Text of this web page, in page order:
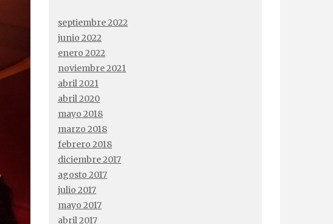
septiembre 2022
junio 2022
enero 2022
noviembre 2021
abril 2021
abril 2020
mayo 2018
marzo 2018
febrero 2018
diciembre 2017
agosto 2017
julio 2017
mayo 2017
abril 2017